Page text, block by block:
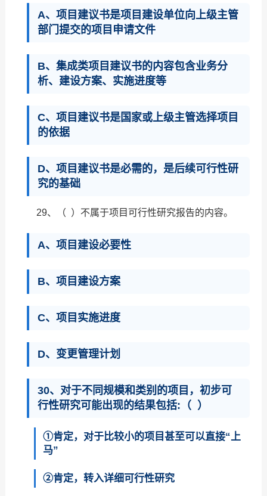
A、项目建议书是项目建设单位向上级主管
部门提交的项目申请文件
B、集成类项目建议书的内容包含业务分
析、建设方案、实施进度等
C、项目建议书是国家或上级主管选择项目
的依据
D、项目建议书是必需的，是后续可行性研
究的基础
29、（ ）不属于项目可行性研究报告的内容。
A、项目建设必要性
B、项目建设方案
C、项目实施进度
D、变更管理计划
30、对于不同规模和类别的项目，初步可
行性研究可能出现的结果包括:（ ）
①肯定，对于比较小的项目甚至可以直接“上
马”
②肯定，转入详细可行性研究